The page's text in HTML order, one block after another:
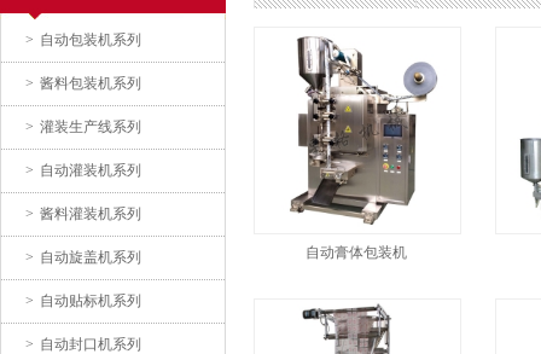
> 自动包装机系列
> 酱料包装机系列
> 灌装生产线系列
> 自动灌装机系列
> 酱料灌装机系列
> 自动旋盖机系列
> 自动贴标机系列
> 自动封口机系列
套袋包装机/自动套袋机
自动进瓶转盘灌装轧盖机
自动膏体包装机